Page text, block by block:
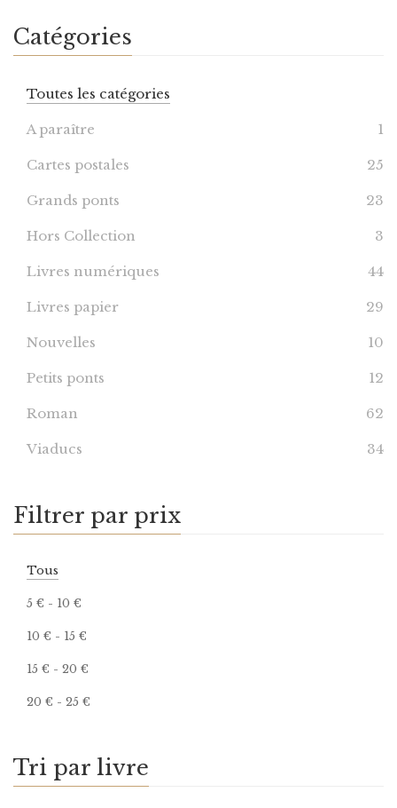
Catégories
Toutes les catégories
A paraître 1
Cartes postales 25
Grands ponts 23
Hors Collection 3
Livres numériques 44
Livres papier 29
Nouvelles 10
Petits ponts 12
Roman 62
Viaducs 34
Filtrer par prix
Tous
5 € - 10 €
10 € - 15 €
15 € - 20 €
20 € - 25 €
Tri par livre